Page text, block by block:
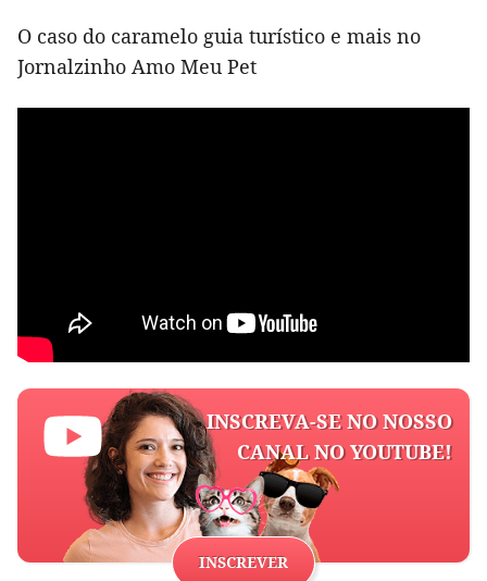
O caso do caramelo guia turístico e mais no
Jornalzinho Amo Meu Pet
INSCREVA-SE NO NOSSO
CANAL NO YOUTUBE!
INSCREVER